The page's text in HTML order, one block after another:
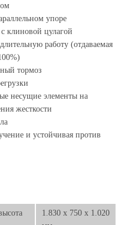
упоре
клиновой цулагой
работу (отдаваемая
тормоз
несущие элементы на
жесткости
и устойчивая против
1.830 x 750 x 1.020